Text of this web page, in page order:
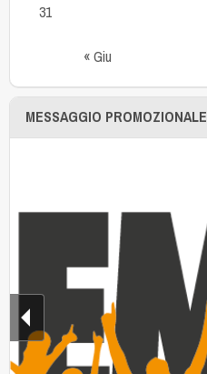
« Giu
31
MESSAGGIO PROMOZIONALE